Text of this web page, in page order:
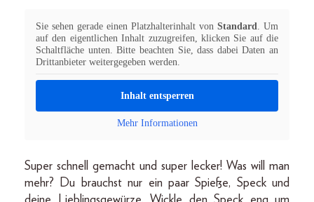
Sie sehen gerade einen Platzhalterinhalt von Standard . Um
auf den eigentlichen Inhalt zuzugreifen, klicken Sie auf die
Schaltfläche unten. Bitte beachten Sie, dass dabei Daten an
Drittanbieter weitergegeben werden.
Inhalt entsperren
Mehr Informationen
Super schnell gemacht und super lecker! Was will man
mehr? Du brauchst nur ein paar Spieße, Speck und